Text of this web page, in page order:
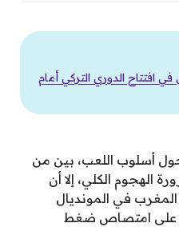
افتتاح الدوري التركي أمام
أسلوب اللعب، بين من
الهجوم الكلي، إلا أن
في المونديال
على امتصاص ضغط